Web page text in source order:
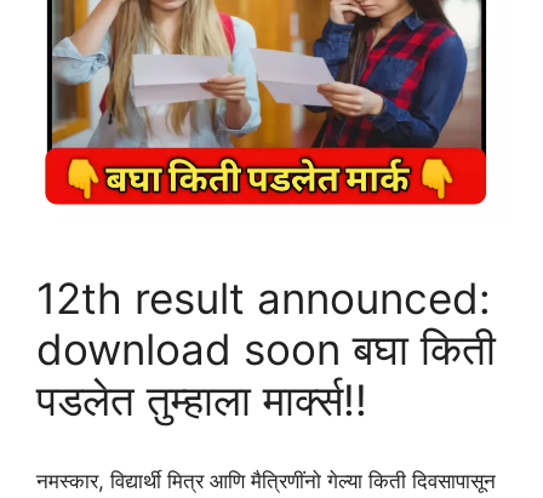
थेट
एका
सेकंदात
चेक
करा
👉
direct
12th result announced:
download soon बघा किती
पडलेत तुम्हाला मार्क्स!!
नमस्कार, विद्यार्थी मित्र आणि मैत्रिणींनो गेल्या किती दिवसापासून